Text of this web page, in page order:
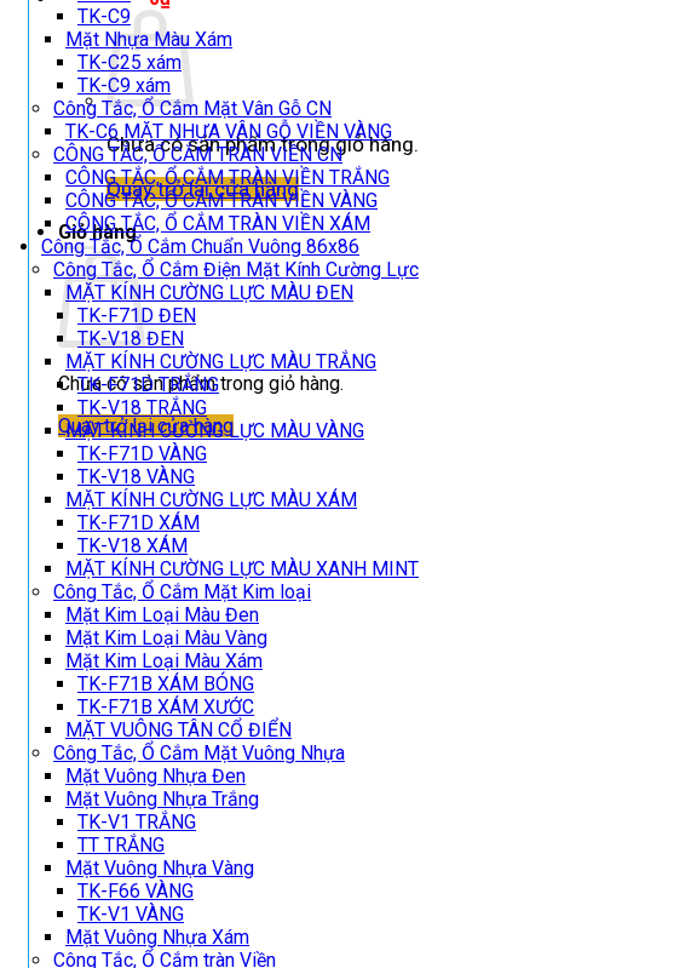
Chưa có sản phẩm trong giỏ hàng.
Quay trở lại cửa hàng
Giỏ hàng
Chưa có sản phẩm trong giỏ hàng.
Quay trở lại cửa hàng
TK-C9
Mặt Nhựa Màu Xám
TK-C25 xám
TK-C9 xám
Công Tắc, Ổ Cắm Mặt Vân Gỗ CN
TK-C6 MẶT NHỰA VÂN GỖ VIỀN VÀNG
CÔNG TẮC, Ổ CẮM TRÀN VIỀN CN
CÔNG TẮC, Ổ CẮM TRÀN VIỀN TRẮNG
CÔNG TẮC, Ổ CẮM TRÀN VIỀN VÀNG
CÔNG TẮC, Ổ CẮM TRÀN VIỀN XÁM
Công Tắc, Ổ Cắm Chuẩn Vuông 86x86
Công Tắc, Ổ Cắm Điện Mặt Kính Cường Lực
MẶT KÍNH CƯỜNG LỰC MÀU ĐEN
TK-F71D ĐEN
TK-V18 ĐEN
MẶT KÍNH CƯỜNG LỰC MÀU TRẮNG
TK-F71D TRẮNG
TK-V18 TRẮNG
MẶT KÍNH CƯỜNG LỰC MÀU VÀNG
TK-F71D VÀNG
TK-V18 VÀNG
MẶT KÍNH CƯỜNG LỰC MÀU XÁM
TK-F71D XÁM
TK-V18 XÁM
MẶT KÍNH CƯỜNG LỰC MÀU XANH MINT
Công Tắc, Ổ Cắm Mặt Kim loại
Mặt Kim Loại Màu Đen
Mặt Kim Loại Màu Vàng
Mặt Kim Loại Màu Xám
TK-F71B XÁM BÓNG
TK-F71B XÁM XƯỚC
MẶT VUÔNG TÂN CỔ ĐIỂN
Công Tắc, Ổ Cắm Mặt Vuông Nhựa
Mặt Vuông Nhựa Đen
Mặt Vuông Nhựa Trắng
TK-V1 TRẮNG
TT TRẮNG
Mặt Vuông Nhựa Vàng
TK-F66 VÀNG
TK-V1 VÀNG
Mặt Vuông Nhựa Xám
Công Tắc, Ổ Cắm tràn Viền